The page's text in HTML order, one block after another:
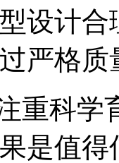
设计
严格
重科学
是值